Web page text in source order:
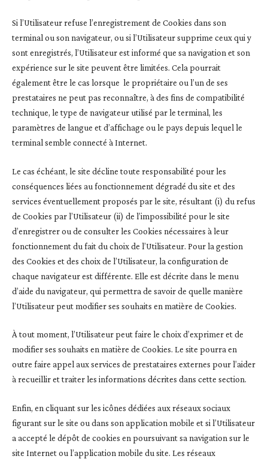
Si l’Utilisateur refuse l’enregistrement de Cookies dans son
terminal ou son navigateur, ou si l’Utilisateur supprime ceux qui y
sont enregistrés, l’Utilisateur est informé que sa navigation et son
expérience sur le site peuvent être limitées. Cela pourrait
également être le cas lorsque le propriétaire ou l’un de ses
prestataires ne peut pas reconnaître, à des fins de compatibilité
technique, le type de navigateur utilisé par le terminal, les
paramètres de langue et d’affichage ou le pays depuis lequel le
terminal semble connecté à Internet.
Le cas échéant, le site décline toute responsabilité pour les
conséquences liées au fonctionnement dégradé du site et des
services éventuellement proposés par le site, résultant (i) du refus
de Cookies par l’Utilisateur (ii) de l’impossibilité pour le site
d’enregistrer ou de consulter les Cookies nécessaires à leur
fonctionnement du fait du choix de l’Utilisateur. Pour la gestion
des Cookies et des choix de l’Utilisateur, la configuration de
chaque navigateur est différente. Elle est décrite dans le menu
d’aide du navigateur, qui permettra de savoir de quelle manière
l’Utilisateur peut modifier ses souhaits en matière de Cookies.
À tout moment, l’Utilisateur peut faire le choix d’exprimer et de
modifier ses souhaits en matière de Cookies. Le site pourra en
outre faire appel aux services de prestataires externes pour l’aider
à recueillir et traiter les informations décrites dans cette section.
Enfin, en cliquant sur les icônes dédiées aux réseaux sociaux
figurant sur le site ou dans son application mobile et si l’Utilisateur
a accepté le dépôt de cookies en poursuivant sa navigation sur le
site Internet ou l’application mobile du site. Les réseaux